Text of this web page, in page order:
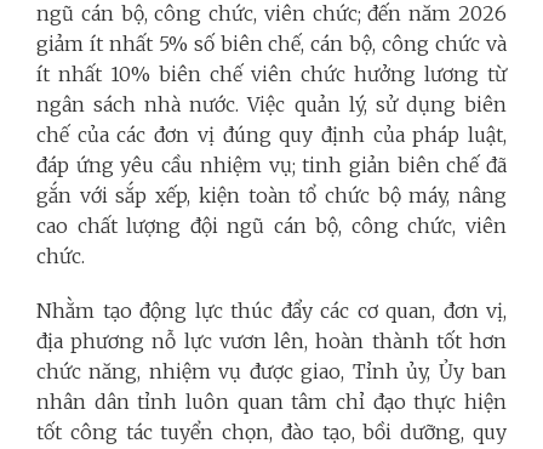
ngũ cán bộ, công chức, viên chức; đến năm 2026
giảm ít nhất 5% số biên chế, cán bộ, công chức và
ít nhất 10% biên chế viên chức hưởng lương từ
ngân sách nhà nước. Việc quản lý, sử dụng biên
chế của các đơn vị đúng quy định của pháp luật,
đáp ứng yêu cầu nhiệm vụ; tinh giản biên chế đã
gắn với sắp xếp, kiện toàn tổ chức bộ máy, nâng
cao chất lượng đội ngũ cán bộ, công chức, viên
chức.
Nhằm tạo động lực thúc đẩy các cơ quan, đơn vị,
địa phương nỗ lực vươn lên, hoàn thành tốt hơn
chức năng, nhiệm vụ được giao, Tỉnh ủy, Ủy ban
nhân dân tỉnh luôn quan tâm chỉ đạo thực hiện
tốt công tác tuyển chọn, đào tạo, bồi dưỡng, quy